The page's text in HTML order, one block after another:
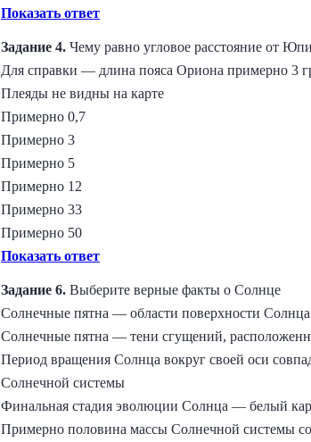
Показать ответ
Задание 4. Чему равно угловое расстояние от
Для справки — длина пояса Ориона примерно 3
Плеяды не видны на карте
Примерно 0,7
Примерно 3
Примерно 5
Примерно 12
Примерно 33
Примерно 50
Показать ответ
Задание 6. Выберите верные факты о Солнце
Солнечные пятна — области поверхности
Солнечные пятна — тени сгущений,
Период вращения Солнца вокруг своей оси
Солнечной системы
Финальная стадия эволюции Солнца — белый
Примерно половина массы Солнечной системы